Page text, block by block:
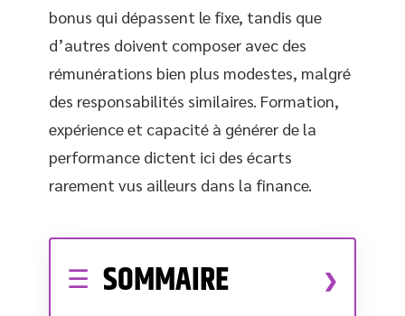
bonus qui dépassent le fixe, tandis que
d’autres doivent composer avec des
rémunérations bien plus modestes, malgré
des responsabilités similaires. Formation,
expérience et capacité à générer de la
performance dictent ici des écarts
rarement vus ailleurs dans la finance.
SOMMAIRE